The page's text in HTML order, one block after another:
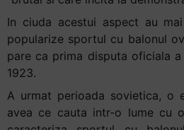
you
navigate
and
interact
with
the
In ciuda acestui aspect au
popularize sportul cu balonul
pare ca prima disputa oficiala
1923.
A urmat perioada sovietica, o
avea ce cauta intr-o lume cu